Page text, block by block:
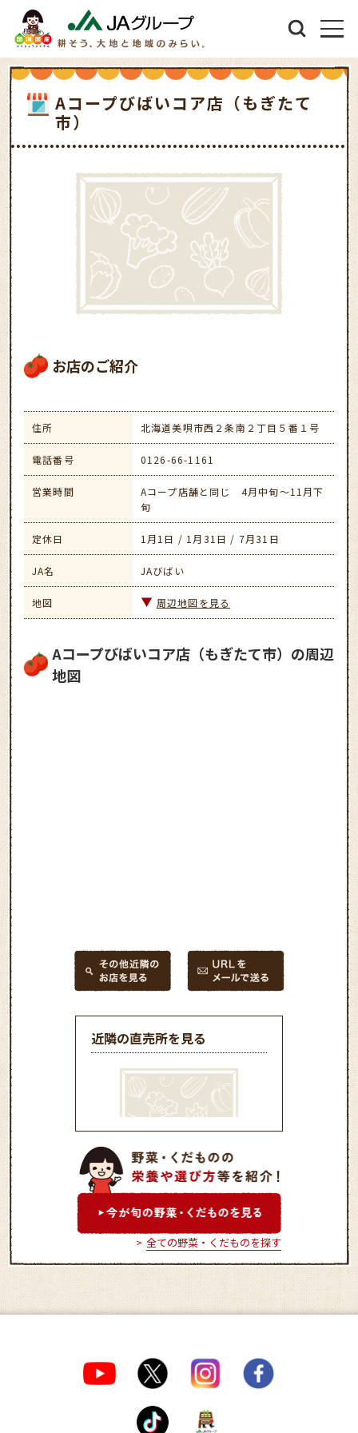
Aコープびばいコア店（もぎたて
市）
お店のご紹介
住所 北海道美唄市西２条南２丁目５番１号
電話番号 0126-66-1161
営業時間
Aコープ店舗と同じ 4月中旬～11月下
旬
定休日 1月1日 / 1月31日 / 7月31日
JA名 JAびばい
地図 周辺地図を見る
Aコープびばいコア店（もぎたて市）の周辺
地図
近隣の直売所を見る
Aコープ三笠店（もぎたて
市）
全ての野菜・くだものを探す